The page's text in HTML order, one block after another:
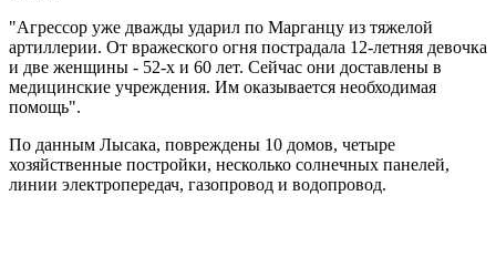
"Агрессор уже дважды ударил по Марганцу из тяжелой
артиллерии. От вражеского огня пострадала 12-летняя девочка
и две женщины - 52-х и 60 лет. Сейчас они доставлены в
медицинские учреждения. Им оказывается необходимая
помощь".
По данным Лысака, повреждены 10 домов, четыре
хозяйственные постройки, несколько солнечных панелей,
линии электропередач, газопровод и водопровод.